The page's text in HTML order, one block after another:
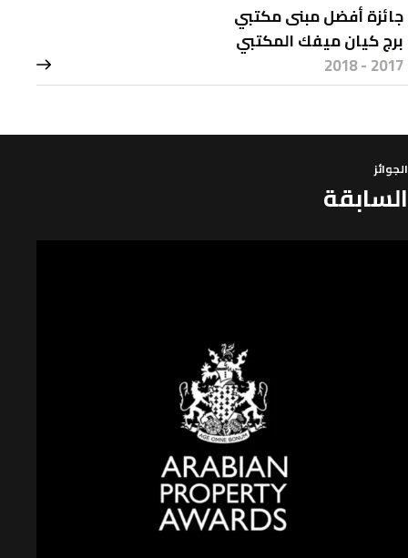
جائزة أفضل مبنى مكتبي
برج كيان ميفك المكتبي
2017 - 2018
الجوائز
السابقة